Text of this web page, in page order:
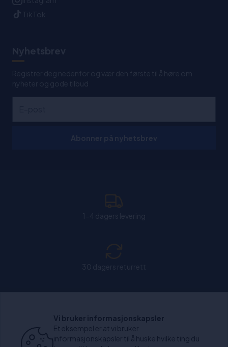
TikTok
Nyhetsbrev
Registrer deg nedenfor og vær den første til å høre om
nyheter og gode tilbud
Chat: Åpen alle hverdager fra kl. 11:00-15:30.
Vi bruker informasjonskapsler
Et eksempel er at vi bruker
informasjonskapsler til å huske hvilke ting du